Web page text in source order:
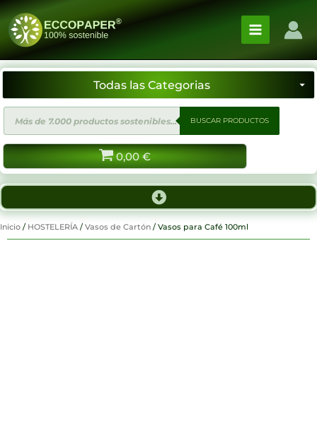
Ir
contenido
de
productos
BUSCAR PRODUCTOS
0,00 €
Inicio / HOSTELERÍA / Vasos de Cartón / Vasos para Café 100ml